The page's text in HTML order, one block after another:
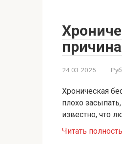
24.03.2025
Хроническая
плохо
известно, что
Читать